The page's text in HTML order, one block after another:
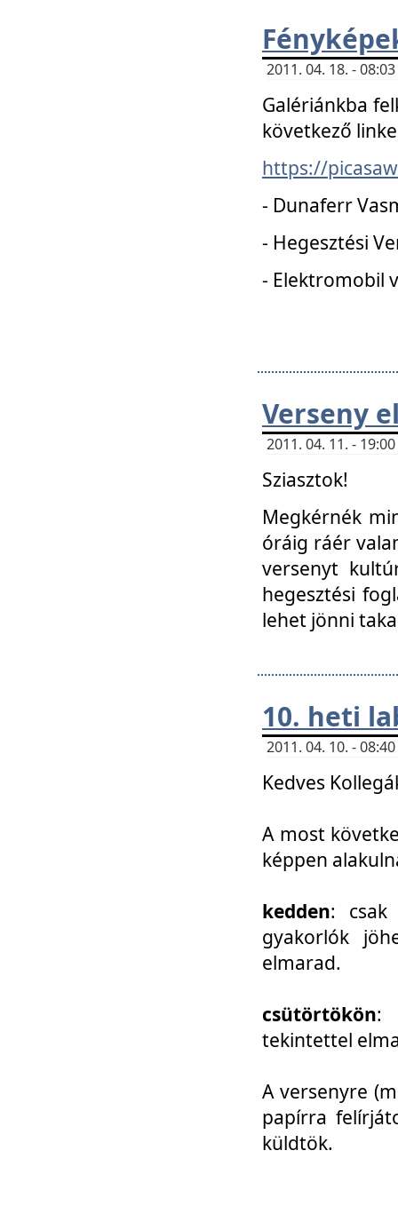
2011. 04. 18. -
Galériánkba
következő
https://
- Dunaferr
- Hegesztési
- Elektromobil
Verseny
2011. 04. 11. -
Sziasztok!
Megkérnék
óráig ráér
versenyt
hegesztési
lehet jönni
10. heti
2011. 04. 10. -
Kedves
A most
képpen
kedden: csak
gyakorlók
elmarad.
csütörtökön:
tekintettel
A versenyre
papírra
küldtök.